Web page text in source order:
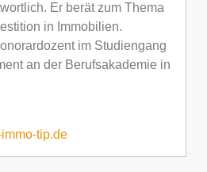
Er berät zum Thema
in Immobilien.
im Studiengang
an der Berufsakademie in
tip.de